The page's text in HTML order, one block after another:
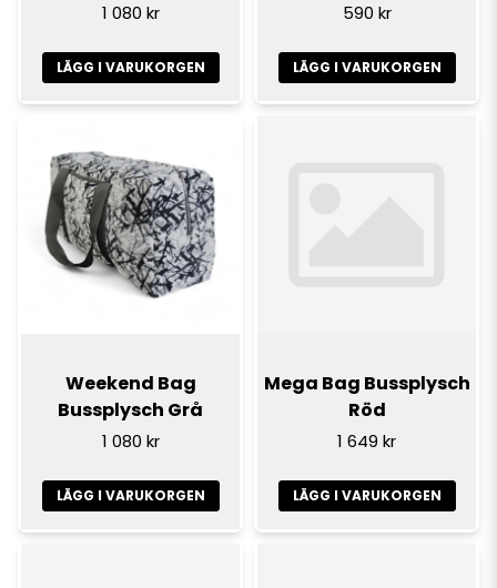
1 080 kr
LÄGG I VARUKORGEN
590 kr
LÄGG I VARUKORGEN
Weekend Bag
Bussplysch Grå
1 080 kr
LÄGG I VARUKORGEN
Mega Bag Bussplysch
Röd
1 649 kr
LÄGG I VARUKORGEN